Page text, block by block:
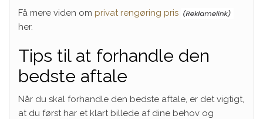
Få mere viden om privat rengøring pris
her.
Tips til at forhandle den
bedste aftale
Når du skal forhandle den bedste aftale, er det vigtigt,
at du først har et klart billede af dine behov og